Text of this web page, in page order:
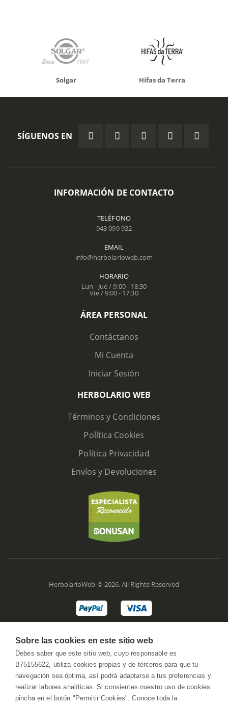
Solgar Hifas da Terra
SÍGUENOS EN
INFORMACIÓN DE CONTACTO
TELÉFONO
943 099 932
EMAIL
info@herbolarioweb.com
HORARIO
Lun - Jue / 9:00 - 18:30
Vie / 9:00 - 17:30
ÁREA PERSONAL
Contáctanos
Mi Cuenta
Iniciar Sesión
HERBOLARIO WEB
Términos y Condiciones
Política Cookies
Política Privacidad
Envíos y Devoluciones
HerbolarioWeb © 2026. All Rights Reserved
Sobre las cookies en este sitio web
Debes saber que este sitio web, cuyo responsable es
B75155622, utiliza cookies propias y de terceros para que tu
navegación sea óptima, así podrá adaptarse a tus preferencias y
realizar labores analíticas. Si consientes nuestro uso de cookies
pincha en el botón "Permitir Cookies". Conoce toda la